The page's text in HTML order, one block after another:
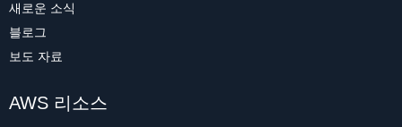
새로운 소식
블로그
보도 자료
AWS 리소스